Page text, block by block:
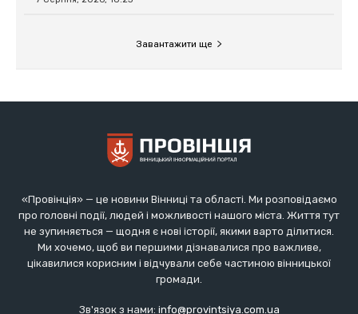
«Провінція» — це новини Вінниці та області. Ми розповідаємо
про головні події, людей і можливості нашого міста. Життя тут
не зупиняється — щодня є нові історії, якими варто ділитися.
Ми хочемо, щоб ви першими дізнавалися про важливе,
цікавилися корисним і відчували себе частиною вінницької
громади.
Зв'язок з нами: info@provintsiya.com.ua